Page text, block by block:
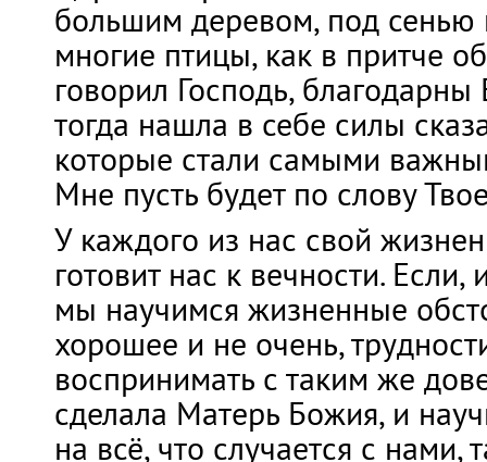
большим деревом, под сенью
многие птицы, как в притче
говорил Господь, благодарны
тогда нашла в себе силы
которые стали самыми
Мне пусть будет по слову
У каждого из нас свой
готовит нас к вечности. Если,
мы научимся жизненные
хорошее и не очень,
воспринимать с таким же
сделала Матерь Божия, и
на всё, что случается с нами,